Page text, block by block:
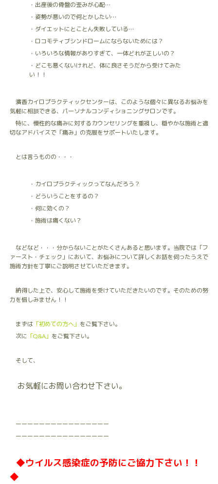
・出産後の骨盤の歪みが心配…
・姿勢が悪いので何とかしたい…
・ダイエットにとことん失敗している…
・ロコモティブシンドロームにならないためには？
・いろいろな情報がありすぎて、一体どれが正しいの？
・どこも悪くないけれど、体に良さそうだから受けてみた
い！！
濱香カイロプラクティックセンターは、このような個々に異なるお悩みを
気軽に相談できる、パーソナルコンディショニングサロンです。
特に、慢性的な痛みに対するカウンセリングを重視し、穏やかな施術と適
切なアドバイスで「痛み」の克服をサポートいたします。
とは言うものの・・・
・カイロプラクティックってなんだろう？
・どういうことをするの？
・何に効くの？
・施術は痛くない？
などなど・・・分からないことがたくさんあると思います。当院では「フ
ァースト・チェック」において、お悩みについて詳しくお話を伺ったうえで
施術方針を丁寧にご説明させていただきます。
納得した上で、安心して施術を受けていただきたいのです。そのための努
力を惜しみません！！
まずは 「初めての方へ」 をご覧下さい。
次に 「Q&A」 をご覧下さい。
そして、
お気軽にお問い合わせ下さい。
ーーーーーーーーーーーーーーーー
ーーーーーーーーーーーーーーーー
◆ウイルス感染症の予防にご協力下さい！！
◆